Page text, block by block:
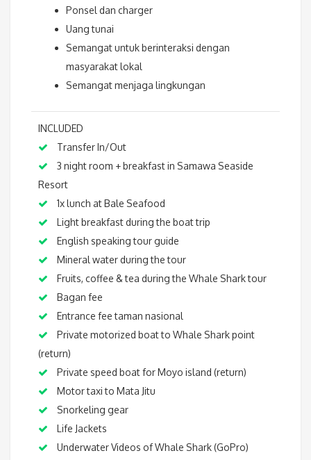
Ponsel dan charger
Uang tunai
Semangat untuk berinteraksi dengan
masyarakat lokal
Semangat menjaga lingkungan
INCLUDED
Transfer In/Out
3 night room + breakfast in Samawa Seaside
Resort
1x lunch at Bale Seafood
Light breakfast during the boat trip
English speaking tour guide
Mineral water during the tour
Fruits, coffee & tea during the Whale Shark tour
Bagan fee
Entrance fee taman nasional
Private motorized boat to Whale Shark point
(return)
Private speed boat for Moyo island (return)
Motor taxi to Mata Jitu
Snorkeling gear
Life Jackets
Underwater Videos of Whale Shark (GoPro)